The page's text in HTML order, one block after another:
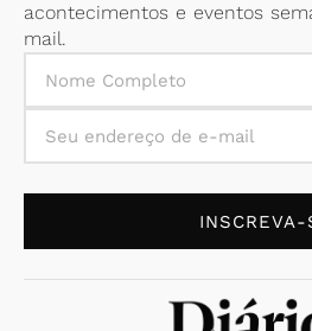
acontecimentos e eventos
mail.
INSCREVA-